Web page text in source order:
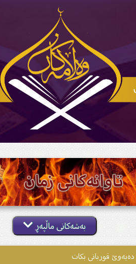
بەشەکانی ماڵپەڕ
قوربانى بکات